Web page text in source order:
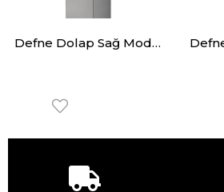
Defne Dolap Sağ Modül 50cm